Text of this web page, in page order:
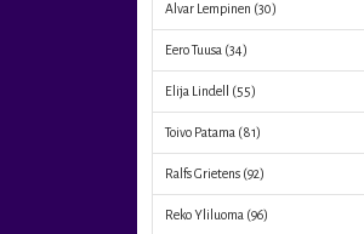
Alvar Lempinen (30)
Eero Tuusa (34)
Elija Lindell (55)
Toivo Patama (81)
Ralfs Grietens (92)
Reko Yliluoma (96)